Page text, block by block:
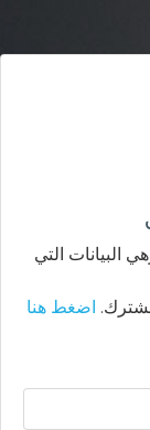
البيانات التي
اضغط هنا